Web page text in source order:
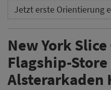
Jetzt erste Orientierung
New York
Flagship-
Alsterarkaden